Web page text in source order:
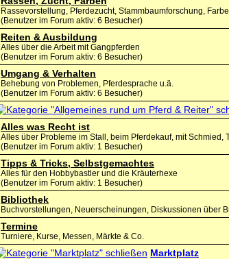
Rassevorstellung, Pferdezucht, Stammbaumforschung,
(Benutzer im Forum aktiv: 6 Besucher)
Reiten & Ausbildung
Alles über die Arbeit mit Gangpferden
(Benutzer im Forum aktiv: 6 Besucher)
Umgang & Verhalten
Behebung von Problemen, Pferdesprache u.ä.
(Benutzer im Forum aktiv: 6 Besucher)
Alles was Recht ist
Alles über Probleme im Stall, beim Pferdekauf, mit Schmied,
(Benutzer im Forum aktiv: 1 Besucher)
Tipps & Tricks, Selbstgemachtes
Alles für den Hobbybastler und die Kräuterhexe
(Benutzer im Forum aktiv: 1 Besucher)
Bibliothek
Buchvorstellungen, Neuerscheinungen, Diskussionen über
Termine
Turniere, Kurse, Messen, Märkte & Co.
Marktplatz